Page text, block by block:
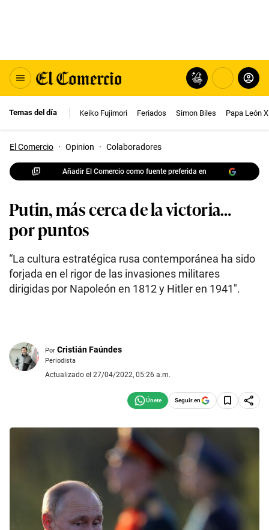
Temas del día Keiko Fujimori Feriados Simon Biles Papa León
El Comercio · Opinion · Colaboradores
Añadir El Comercio como fuente preferida en
Putin, más cerca de la victoria…
por puntos
“La cultura estratégica rusa contemporánea ha sido
forjada en el rigor de las invasiones militares
dirigidas por Napoleón en 1812 y Hitler en 1941″.
Por Cristián Faúndes
Periodista
Actualizado el 27/04/2022, 05:26 a.m.
Seguir en